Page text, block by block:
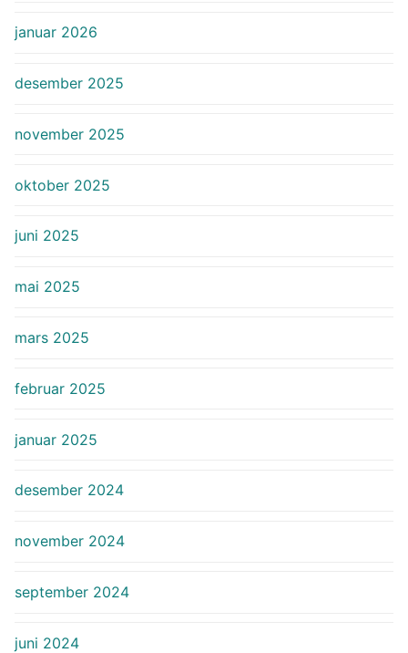
januar 2026
desember 2025
november 2025
oktober 2025
juni 2025
mai 2025
mars 2025
februar 2025
januar 2025
desember 2024
november 2024
september 2024
juni 2024